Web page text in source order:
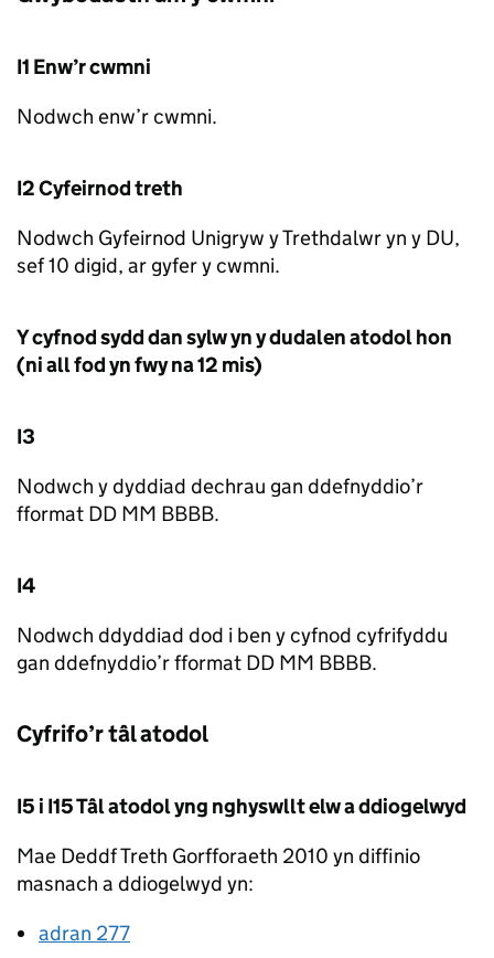
I1 Enw’r cwmni
Nodwch enw’r cwmni.
I2 Cyfeirnod treth
Nodwch Gyfeirnod Unigryw y Trethdalwr yn y DU,
sef 10 digid, ar gyfer y cwmni.
Y cyfnod sydd dan sylw yn y dudalen atodol hon
(ni all fod yn fwy na 12 mis)
I3
Nodwch y dyddiad dechrau gan ddefnyddio’r
fformat DD MM BBBB.
I4
Nodwch ddyddiad dod i ben y cyfnod cyfrifyddu
gan ddefnyddio’r fformat DD MM BBBB.
Cyfrifo’r tâl atodol
I5 i I15 Tâl atodol yng nghyswllt elw a ddiogelwyd
Mae Deddf Treth Gorfforaeth 2010 yn diffinio
masnach a ddiogelwyd yn:
adran 277